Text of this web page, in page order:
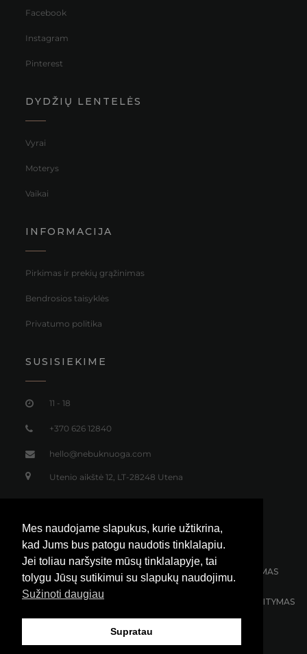
Facebook
Instagram
Pinterest
DYDŽIŲ LENTELĖS
Vyrai
Moterys
Vaikai
INFORMACIJA
Pirkimas ir prekių grąžinimas
Bendrosios taisyklės
Privatumo politika
SUSISIEKIME
11 - 18
+370 626 12840
hello@nebuknuoga.com
Utenio aikštė 12, LT-28248 Utena
NEMOKAMAS SIUNTIMAS 30 DIENŲ GRĄŽINIMAS
KLIENTŲ APTARNAVIMAS 24/7 100% SAUGUS ATSISKAITYMAS
© 2021 #NEBŪKNUOGA Visos teisės saugomos.
Mes naudojame slapukus, kurie užtikrina,
kad Jums bus patogu naudotis tinklalapiu.
Jei toliau naršysite mūsų tinklalapyje, tai
tolygu Jūsų sutikimui su slapukų naudojimu.
Sužinoti daugiau
Supratau